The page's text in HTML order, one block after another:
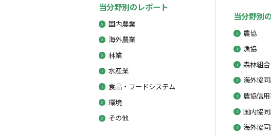
当分野別のレポート
国内農業
海外農業
林業
水産業
食品・フードシステム
環境
その他
当分野別
農協
漁協
森林組合
海外協
農協信
国内協
海外協